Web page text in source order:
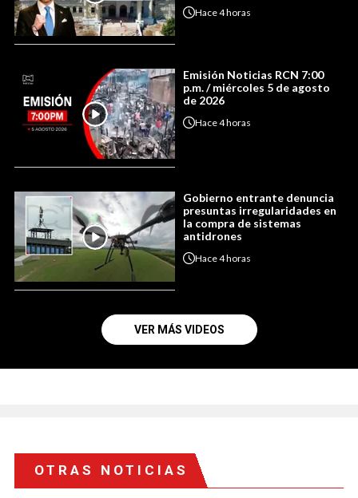
Hace4 horas
Emisión Noticias RCN 7:00
p.m. / miércoles 5 de agosto
de 2026
Hace4 horas
Gobierno entrante denuncia
presuntas irregularidades en
la compra de sistemas
antidrones
Hace4 horas
VER MÁS VIDEOS
OTRAS NOTICIAS